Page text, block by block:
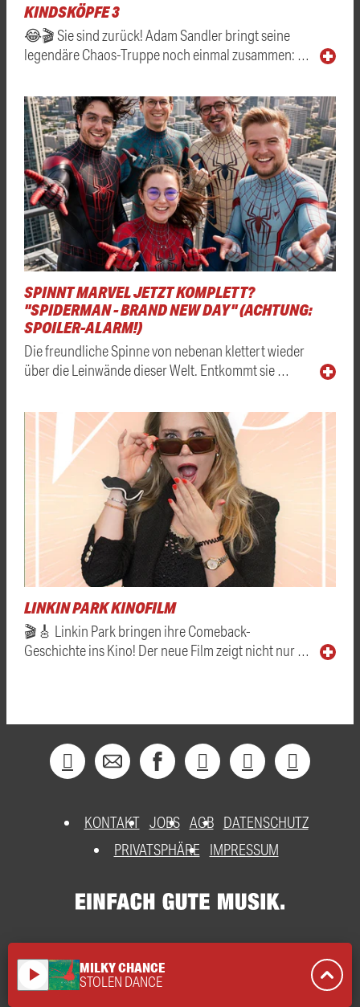
KINDSKÖPFE 3
😂🎬 Sie sind zurück! Adam Sandler bringt seine
legendäre Chaos-Truppe noch einmal zusammen: …
SPINNT MARVEL JETZT KOMPLETT?
"SPIDERMAN - BRAND NEW DAY" (ACHTUNG:
SPOILER-ALARM!)
Die freundliche Spinne von nebenan klettert wieder
über die Leinwände dieser Welt. Entkommt sie …
LINKIN PARK KINOFILM
🎬🎸 Linkin Park bringen ihre Comeback-
Geschichte ins Kino! Der neue Film zeigt nicht nur …
KONTAKT JOBS AGB DATENSCHUTZ
PRIVATSPHÄRE
IMPRESSUM
play_arrow MILKY CHANCE
STOLEN DANCE